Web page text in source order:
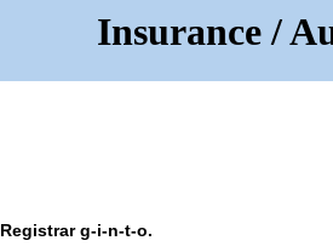
Insurance /
Registrar g-i-n-t-o.